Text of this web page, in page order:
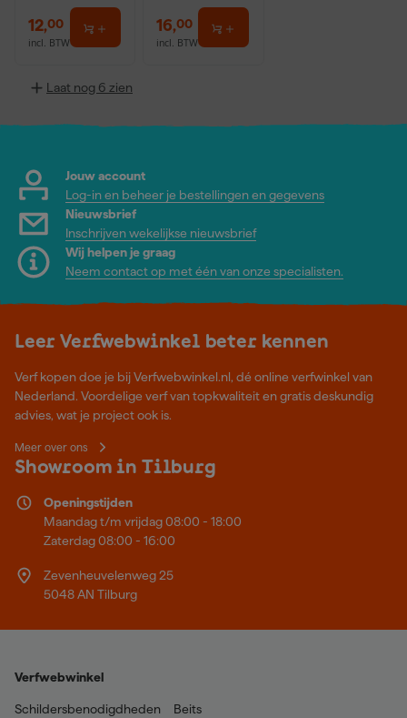
12,00
incl. BTW
16,00
incl. BTW
Laat nog 6 zien
Jouw account
Log-in en beheer je bestellingen en gegevens
Nieuwsbrief
Inschrijven wekelijkse nieuwsbrief
Wij helpen je graag
Neem contact op met één van onze specialisten.
Leer Verfwebwinkel beter kennen
Verf kopen doe je bij Verfwebwinkel.nl, dé online verfwinkel van
Nederland. Voordelige verf van topkwaliteit en gratis deskundig
advies, wat je project ook is.
Meer over ons
Showroom in Tilburg
Openingstijden
Maandag t/m vrijdag 08:00 - 18:00
Zaterdag 08:00 - 16:00
Zevenheuvelenweg 25
5048 AN Tilburg
Verfwebwinkel
Schildersbenodigdheden
Beits